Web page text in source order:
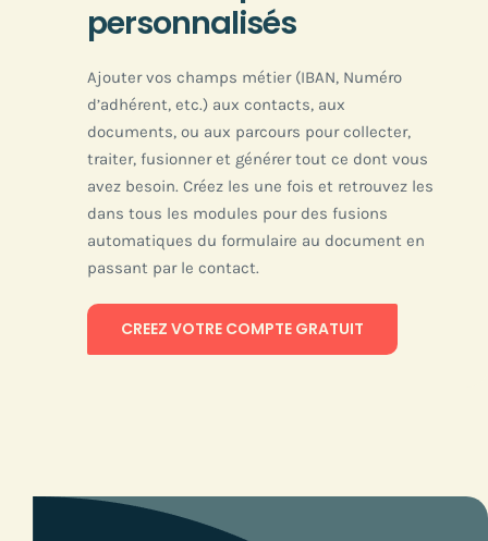
personnalisés
Ajouter vos champs métier (IBAN, Numéro
d’adhérent, etc.) aux contacts, aux
documents, ou aux parcours pour collecter,
traiter, fusionner et générer tout ce dont vous
avez besoin. Créez les une fois et retrouvez les
dans tous les modules pour des fusions
automatiques du formulaire au document en
passant par le contact.
CREEZ VOTRE COMPTE GRATUIT